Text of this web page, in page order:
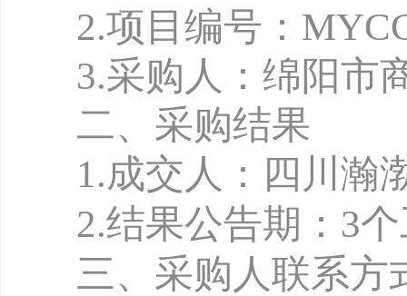
2.项目编号：
3.采购人：绵阳市
二、采购结果
1.成交人：四川瀚
2.结果公告期： 3
三、采购人联系方